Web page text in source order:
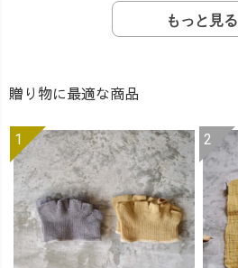
もっと見る
贈り物に最適な商品